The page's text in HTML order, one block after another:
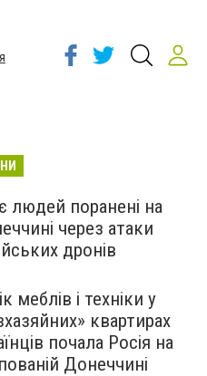
людей поранені на
через атаки
дронів
меблів і техніки у
квартирах
почала Росія на
Донеччині